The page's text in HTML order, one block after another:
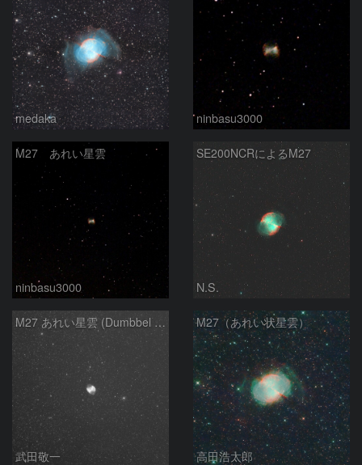
medaka ninbasu3000
M27 あれい星雲
ninbasu3000
SE200NCRによるM27
N.S.
M27 あれい星雲 (Dumbbel Nebura/Apple Core Nebula)
武田敬一
M27（あれい状星雲）
高田浩太郎